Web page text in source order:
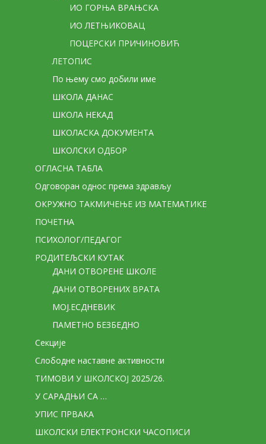
ИО ГОРЊА ВРАЊСКА
ИО ЛЕТЊИКОВАЦ
ПОЦЕРСКИ ПРИЧИНОВИЋ
ЛЕТОПИС
По њему смо добили име
ШКОЛА ДАНАС
ШКОЛА НЕКАД
ШКОЛАСКА ДОКУМЕНТА
ШКОЛСКИ ОДБОР
ОГЛАСНА ТАБЛА
Одговоран однос према здрављу
ОКРУЖНО ТАКМИЧЕЊЕ ИЗ МАТЕМАТИКЕ
ПОЧЕТНА
ПСИХОЛОГ/ПЕДАГОГ
РОДИТЕЉСКИ КУТАК
ДАНИ ОТВОРЕНЕ ШКОЛЕ
ДАНИ ОТВОРЕНИХ ВРАТА
МОЈ.ЕСДНЕВИК
ПАМЕТНО БЕЗБЕДНО
Секције
Слободне наставне активности
ТИМОВИ У ШКОЛСКОЈ 2025/26.
У САРАДЊИ СА …
УПИС ПРВАКА
ШКОЛСКИ ЕЛЕКТРОНСКИ ЧАСОПИСИ